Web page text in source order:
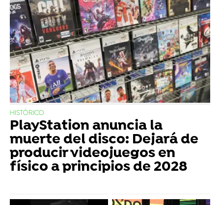
HISTÓRICO
PlayStation anuncia la
muerte del disco: Dejará de
producir videojuegos en
físico a principios de 2028